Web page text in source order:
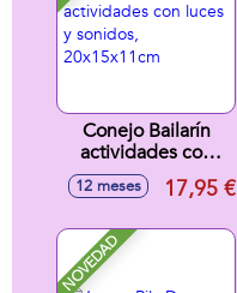
Conejo Bailarín
actividades con
luces y sonidos,
20x15x11cm
12 meses 17,95 €
NOVEDAD